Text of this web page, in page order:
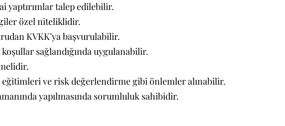
yaptırımlar talep edilebilir.
özel niteliklidir.
KVKK’ya başvurulabilir.
sağlandığında uygulanabilir.
eğitimleri ve risk değerlendirme gibi önlemler alınabilir.
yapılmasında sorumluluk sahibidir.